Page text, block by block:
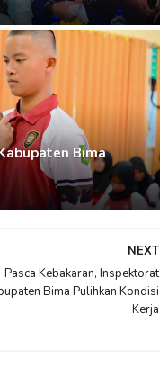
Bima
NEXT
Pasca Kebakaran, Inspektorat
Bima Pulihkan Kondisi
Kerja